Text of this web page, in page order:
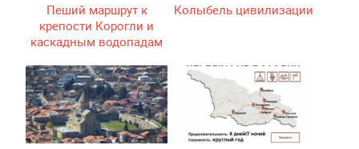
Пеший маршрут к
крепости Корогли и
каскадным водопадам
Колыбель цивилизации